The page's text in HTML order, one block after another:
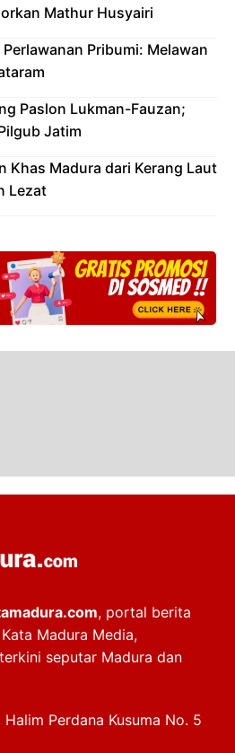
Mathur Husyairi
Pribumi: Melawan
Paslon Lukman-Fauzan;
Jatim
Khas Madura dari Kerang Laut
Lezat
, portal berita
Madura Media,
seputar Madura dan
Perdana Kusuma No. 5